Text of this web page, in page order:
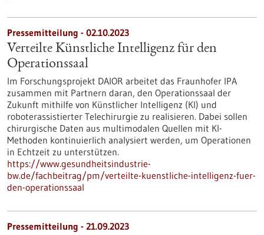
Pressemitteilung - 02.10.2023
Verteilte Künstliche Intelligenz für den
Operationssaal
Im Forschungsprojekt DAIOR arbeitet das Fraunhofer IPA
zusammen mit Partnern daran, den Operationssaal der
Zukunft mithilfe von Künstlicher Intelligenz (KI) und
roboterassistierter Telechirurgie zu realisieren. Dabei sollen
chirurgische Daten aus multimodalen Quellen mit KI-
Methoden kontinuierlich analysiert werden, um Operationen
in Echtzeit zu unterstützen.
https://www.gesundheitsindustrie-
bw.de/fachbeitrag/pm/verteilte-kuenstliche-intelligenz-fuer-
den-operationssaal
Pressemitteilung - 21.09.2023